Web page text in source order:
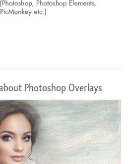
Photoshop Overlays